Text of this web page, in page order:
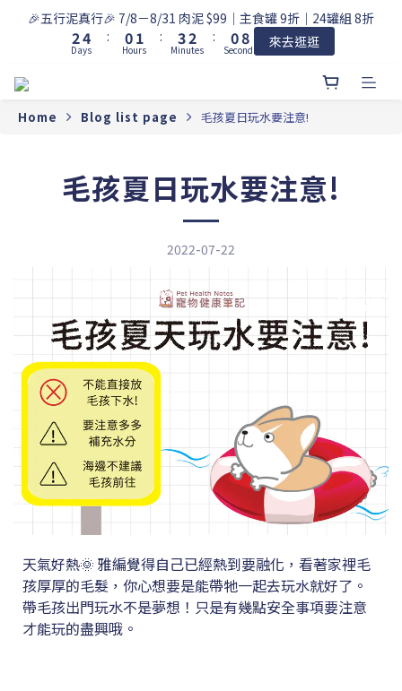
🎉五行泥真行🎉 7/8－8/31 肉泥 $99｜主食罐 9折｜24罐組 8折
3
2
1
5
4
3
0
Days
:
1
0
2
1
0
Hours
:
4
3
2
3
2
1
Minutes
:
1
0
9
8
7
4
1
0
Seconds 來去逛逛
Home Blog list page 毛孩夏日玩水要注意!
毛孩夏日玩水要注意!
2022-07-22
天氣好熱🌞 雅編覺得自己已經熱到要融化，看著家裡毛
孩厚厚的毛髮，你心想要是能帶牠一起去玩水就好了。
帶毛孩出門玩水不是夢想！只是有幾點安全事項要注意
才能玩的盡興哦。